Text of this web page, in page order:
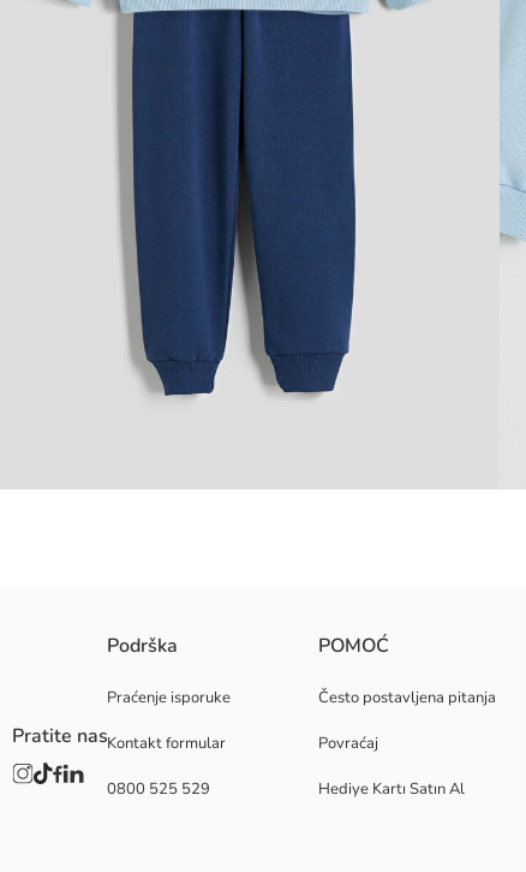
Osnovna Tkanina Pantalone:
Prodavac:
Brend:
Podrška
Praćenje isporuke
Kontakt formular
0800 525 529
POMOĆ
Često postavljena pitanja
Povraćaj
Hediye Kartı Satın Al
Pratite nas